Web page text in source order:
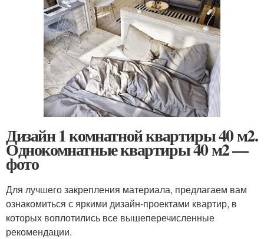
Дизайн 1 комнатной квартиры 40 м2.
Однокомнатные квартиры 40 м2 —
фото
Для лучшего закрепления материала, предлагаем вам
ознакомиться с яркими дизайн-проектами квартир, в
которых воплотились все вышеперечисленные
рекомендации.